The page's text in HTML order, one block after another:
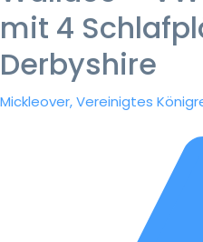
mit 4
Derbyshire
Mickleover, Vereinigtes